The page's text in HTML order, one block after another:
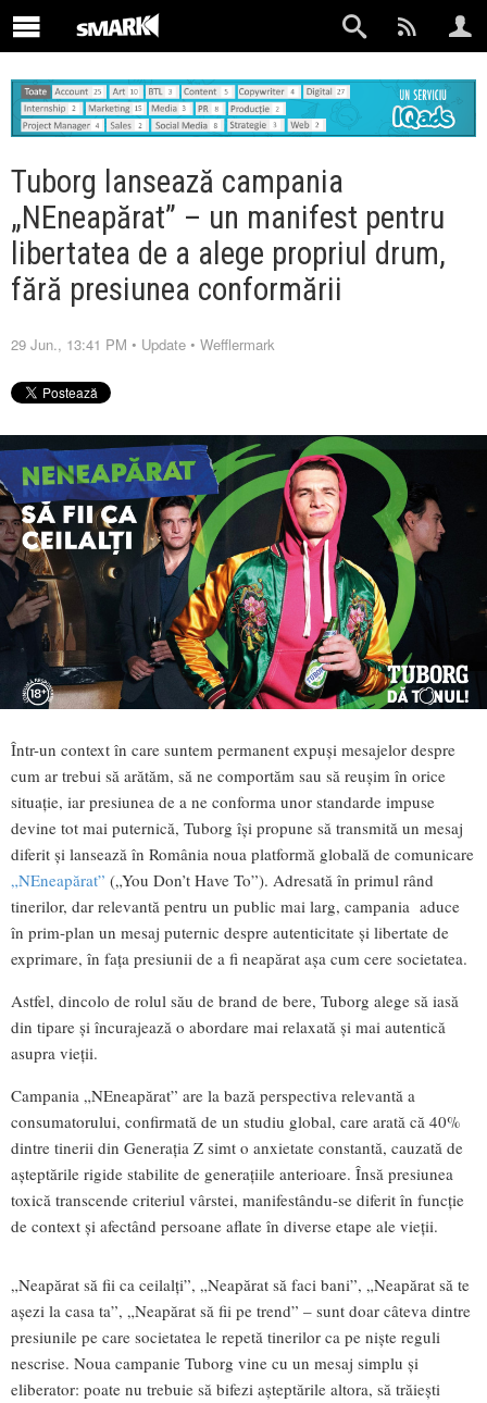
Tuborg lansează campania
„NEneapărat” – un manifest pentru
libertatea de a alege propriul drum,
fără presiunea conformării
29 Jun., 13:41 PM • Update • Wefflermark
Într-un context în care suntem permanent expuși mesajelor despre
cum ar trebui să arătăm, să ne comportăm sau să reușim în orice
situație, iar presiunea de a ne conforma unor standarde impuse
devine tot mai puternică, Tuborg își propune să transmită un mesaj
diferit și lansează în România noua platformă globală de comunicare
„NEneapărat” („You Don’t Have To”). Adresată în primul rând
tinerilor, dar relevantă pentru un public mai larg, campania aduce
în prim-plan un mesaj puternic despre autenticitate și libertate de
exprimare, în fața presiunii de a fi neapărat așa cum cere societatea.
Astfel, dincolo de rolul său de brand de bere, Tuborg alege să iasă
din tipare și încurajează o abordare mai relaxată și mai autentică
asupra vieții.
Campania „NEneapărat” are la bază perspectiva relevantă a
consumatorului, confirmată de un studiu global, care arată că 40%
dintre tinerii din Generația Z simt o anxietate constantă, cauzată de
așteptările rigide stabilite de generațiile anterioare. Însă presiunea
toxică transcende criteriul vârstei, manifestându-se diferit în funcție
de context și afectând persoane aflate în diverse etape ale vieții.
„Neapărat să fii ca ceilalți”, „Neapărat să faci bani”, „Neapărat să te
așezi la casa ta”, „Neapărat să fii pe trend” – sunt doar câteva dintre
presiunile pe care societatea le repetă tinerilor ca pe niște reguli
nescrise. Noua campanie Tuborg vine cu un mesaj simplu și
eliberator: poate nu trebuie să bifezi așteptările altora, să trăiești